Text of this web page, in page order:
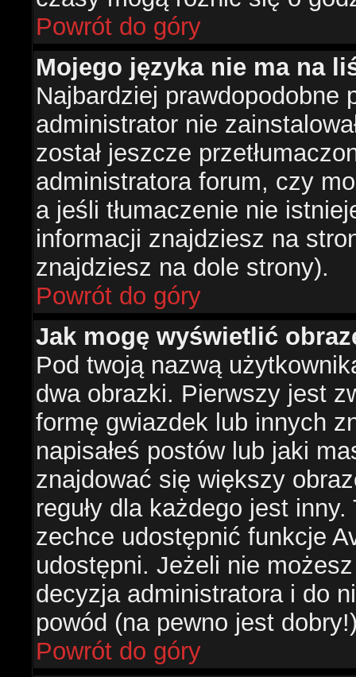
Powrót do góry
Mojego języka nie ma na
Najbardziej prawdopodobne
administrator nie
został jeszcze
administratora forum, czy
a jeśli tłumaczenie nie
informacji znajdziesz na
znajdziesz na dole strony).
Powrót do góry
Jak mogę wyświetlić
Pod twoją nazwą
dwa obrazki. Pierwszy jest
formę gwiazdek lub innych
napisałeś postów lub jaki
znajdować się większy
reguły dla każdego jest
zechce udostępnić funkcje
udostępni. Jeżeli nie
decyzja administratora i do
powód (na pewno jest
Powrót do góry